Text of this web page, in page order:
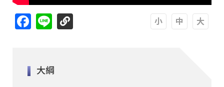
Facebook
Line
大綱